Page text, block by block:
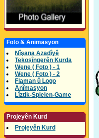
Foto & Animasyon
Nîşana Azadîyê
Tekoşîngerên Kurda
Wene ( Foto ) - 1
Wene ( Foto ) - 2
Flaman û Logo
Anîmasyon
Lîztik-Spielen-Game
Projeyên Kurd
Projeyên Kurd